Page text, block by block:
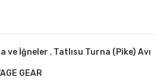
ve İğneler , Tatlısu Turna (Pike) Avı
GEAR